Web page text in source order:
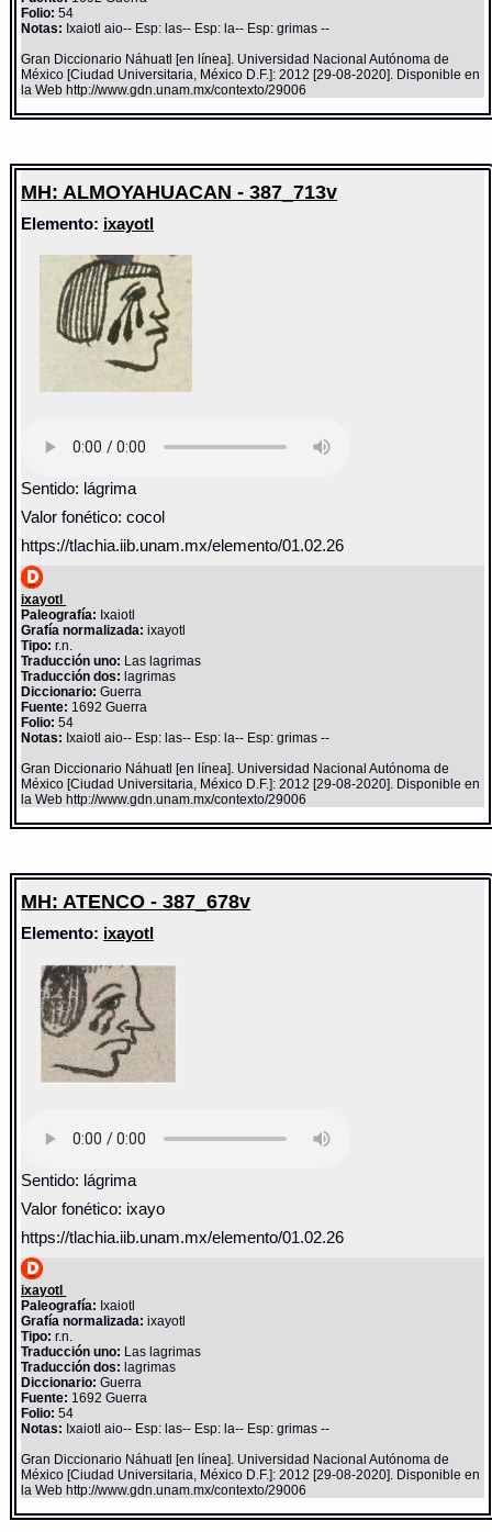
Folio: 54
Notas: Ixaiotl aio-- Esp: las-- Esp: la-- Esp: grimas --
Gran Diccionario Náhuatl [en línea]. Universidad Nacional Autónoma de
México [Ciudad Universitaria, México D.F.]: 2012 [29-08-2020]. Disponible en
la Web http://www.gdn.unam.mx/contexto/29006
MH: ALMOYAHUACAN - 387_713v
Elemento: ixayotl
Sentido: lágrima
Valor fonético: cocol
https://tlachia.iib.unam.mx/elemento/01.02.26
ixayotl
Paleografía: Ixaiotl
Grafía normalizada: ixayotl
Tipo: r.n.
Traducción uno: Las lagrimas
Traducción dos: lagrimas
Diccionario:Guerra
Fuente: 1692 Guerra
Folio: 54
Notas: Ixaiotl aio-- Esp: las-- Esp: la-- Esp: grimas --
Gran Diccionario Náhuatl [en línea]. Universidad Nacional Autónoma de
México [Ciudad Universitaria, México D.F.]: 2012 [29-08-2020]. Disponible en
la Web http://www.gdn.unam.mx/contexto/29006
MH: ATENCO - 387_678v
Elemento: ixayotl
Sentido: lágrima
Valor fonético: ixayo
https://tlachia.iib.unam.mx/elemento/01.02.26
ixayotl
Paleografía: Ixaiotl
Grafía normalizada: ixayotl
Tipo: r.n.
Traducción uno: Las lagrimas
Traducción dos: lagrimas
Diccionario:Guerra
Fuente: 1692 Guerra
Folio: 54
Notas: Ixaiotl aio-- Esp: las-- Esp: la-- Esp: grimas --
Gran Diccionario Náhuatl [en línea]. Universidad Nacional Autónoma de
México [Ciudad Universitaria, México D.F.]: 2012 [29-08-2020]. Disponible en
la Web http://www.gdn.unam.mx/contexto/29006